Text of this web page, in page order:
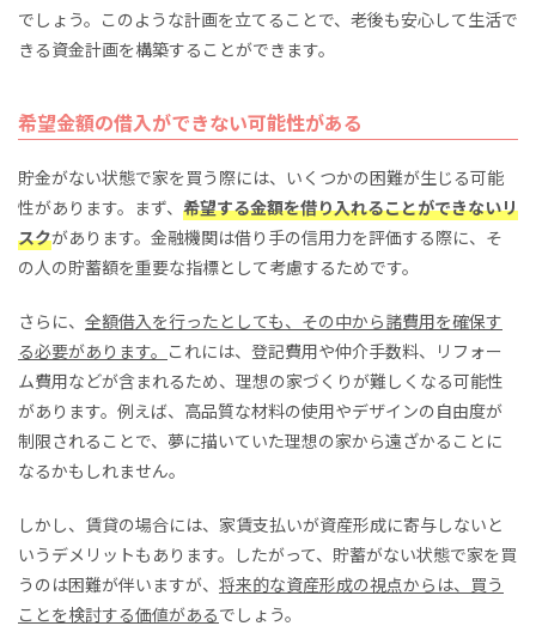
でしょう。このような計画を立てることで、老後も安心して生活で
きる資金計画を構築することができます。
希望金額の借入ができない可能性がある
貯金がない状態で家を買う際には、いくつかの困難が生じる可能
性があります。まず、 希望する金額を借り入れることができないリ
スクがあります。金融機関は借り手の信用力を評価する際に、そ
の人の貯蓄額を重要な指標として考慮するためです。
さらに、 全額借入を行ったとしても、その中から諸費用を確保す
る必要があります。 これには、登記費用や仲介手数料、リフォー
ム費用などが含まれるため、理想の家づくりが難しくなる可能性
があります。例えば、高品質な材料の使用やデザインの自由度が
制限されることで、夢に描いていた理想の家から遠ざかることに
なるかもしれません。
しかし、賃貸の場合には、家賃支払いが資産形成に寄与しないと
いうデメリットもあります。したがって、貯蓄がない状態で家を買
うのは困難が伴いますが、 将来的な資産形成の視点からは、買う
ことを検討する価値があるでしょう。